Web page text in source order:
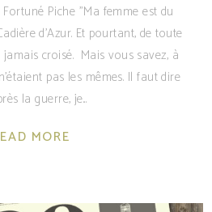
Fortuné Piche "Ma femme est du
d’Azur. Et pourtant, de toute
croisé. Mais vous savez, à
pas les mêmes. Il faut dire
la guerre, je
MORE